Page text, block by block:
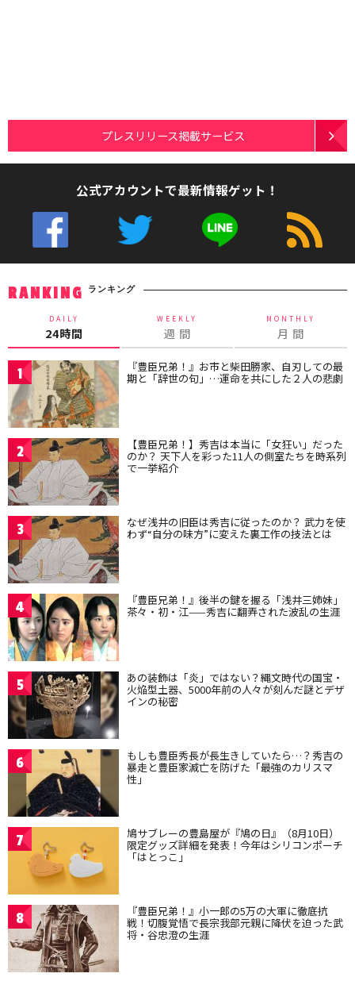
プレスリリース掲載サービス
公式アカウントで最新情報ゲット！
RANKING ランキング
DAILY
24時間
WEEKLY
週 間
MONTHLY
月 間
1 『豊臣兄弟！』お市と柴田勝家、自刃しての最
期と「辞世の句」…運命を共にした２人の悲劇
2 【豊臣兄弟！】秀吉は本当に「女狂い」だった
のか？ 天下人を彩った11人の側室たちを時系列
で一挙紹介
3 なぜ浅井の旧臣は秀吉に従ったのか？ 武力を使
わず“自分の味方”に変えた裏工作の技法とは
4 『豊臣兄弟！』後半の鍵を握る「浅井三姉妹」
茶々・初・江——秀吉に翻弄された波乱の生涯
5 あの装飾は「炎」ではない？縄文時代の国宝・
火焔型土器、5000年前の人々が刻んだ謎とデザ
インの秘密
6 もしも豊臣秀長が長生きしていたら…？秀吉の
暴走と豊臣家滅亡を防げた「最強のカリスマ
性」
7 鳩サブレーの豊島屋が『鳩の日』（8月10日）
限定グッズ詳細を発表！今年はシリコンポーチ
「はとっこ」
8 『豊臣兄弟！』小一郎の5万の大軍に徹底抗
戦！切腹覚悟で長宗我部元親に降伏を迫った武
将・谷忠澄の生涯